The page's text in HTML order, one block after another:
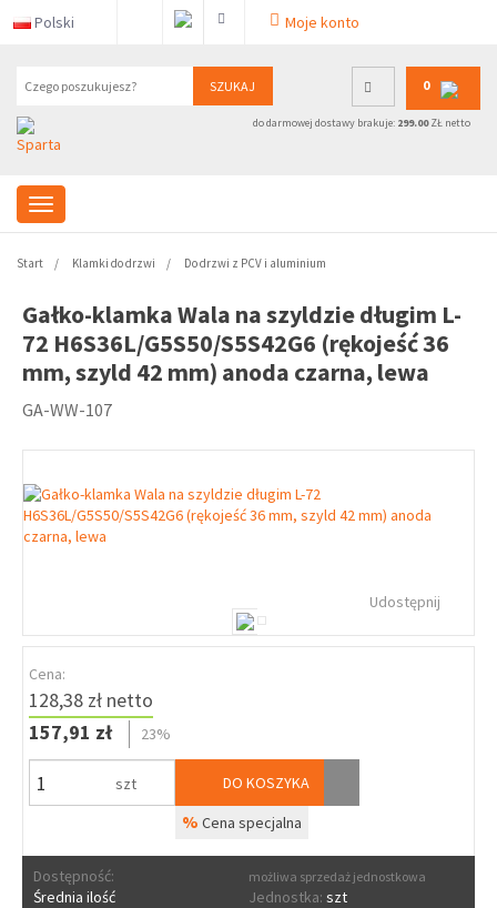
Polski Moje konto
SZUKAJ 0
do darmowej dostawy brakuje: 299.00ZŁ netto
Start Klamki do drzwi Do drzwi z PCV i aluminium
Gałko-klamka Wala na szyldzie długim L-
72 H6S36L/G5S50/S5S42G6 (rękojeść 36
mm, szyld 42 mm) anoda czarna, lewa
GA-WW-107
Udostępnij
Cena:
128,38 zł netto
157,91 zł
23%
szt DO KOSZYKA
% Cena specjalna
Dostępność:
Średnia ilość
możliwa sprzedaż jednostkowa
Jednostka: szt